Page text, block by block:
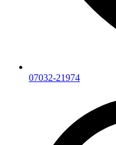
07032-21974